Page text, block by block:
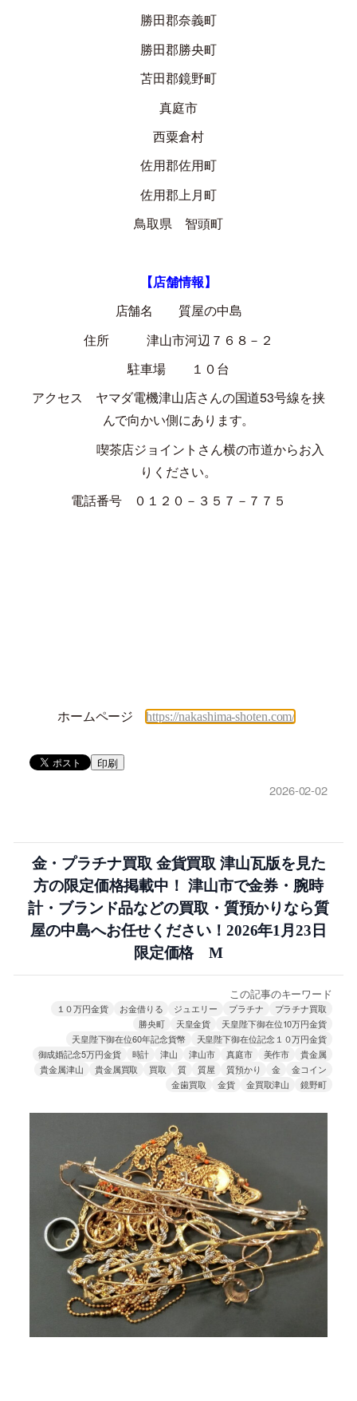
勝田郡奈義町
勝田郡勝央町
苫田郡鏡野町
真庭市
西粟倉村
佐用郡佐用町
佐用郡上月町
鳥取県 智頭町
【店舗情報】
店舗名 質屋の中島
住所 津山市河辺７６８－２
駐車場 １０台
アクセス ヤマダ電機津山店さんの国道53号線を挟
んで向かい側にあります。
喫茶店ジョイントさん横の市道からお入
りください。
電話番号 ０１２０－３５７－７７５
ホームページ https://nakashima-shoten.com/
印刷
2026-02-02
金・プラチナ買取 金貨買取 津山瓦版を見た
方の限定価格掲載中！ 津山市で金券・腕時
計・ブランド品などの買取・質預かりなら質
屋の中島へお任せください！2026年1月23日
限定価格 M
この記事のキーワード
１０万円金貨 お金借りる ジュエリー プラチナ
プラチナ買取
勝央町
天皇金貨
天皇陛下御在位10万円金貨
天皇陛下御在位60年記念貨幣
天皇陛下御在位記念１０万円金貨
御成婚記念5万円金貨
時計 津山 津山市 真庭市 美作市
貴金属
貴金属津山
貴金属買取 買取 質 質屋 質預かり 金
金コイン
金歯買取
金貨 金買取津山 鏡野町